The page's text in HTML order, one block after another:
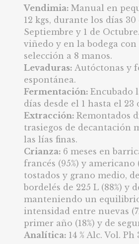
Vendimia: Manual en
12 kgs, durante los días 30
Septiembre y 1 de
viñedo y en la bodega con
selección a 8 manos.
Levaduras: Autóctonas y
espontánea.
Fermentación: Encubado
días desde el 1 hasta el 23
Extracción: Remontados
trasiegos de decantación
las lías finas.
Crianza: 6 meses en
francés (95%) y americano
tostados y grano medio,
bordelés de 225 L (88%) y
manteniendo un
intensidad entre nuevas
primer año (18%) y de
Analítica: 14 % Alc. Vol. Ph